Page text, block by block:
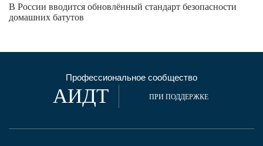
В России вводится обновлённый стандарт безопасности
домашних батутов
Профессиональное сообщество
АИДТ ПРИ ПОДДЕРЖКЕ